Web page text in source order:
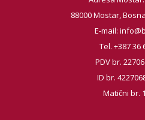
88000 Mostar,
E-mail:
Tel. +387 36
PDV br.
ID br.
Matični br.